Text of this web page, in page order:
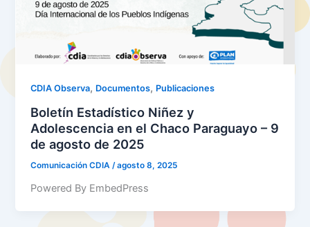
CDIA Observa, Documentos, Publicaciones
Boletín Estadístico Niñez y
Adolescencia en el Chaco Paraguayo – 9
de agosto de 2025
Comunicación CDIA /agosto 8, 2025
Powered By EmbedPress